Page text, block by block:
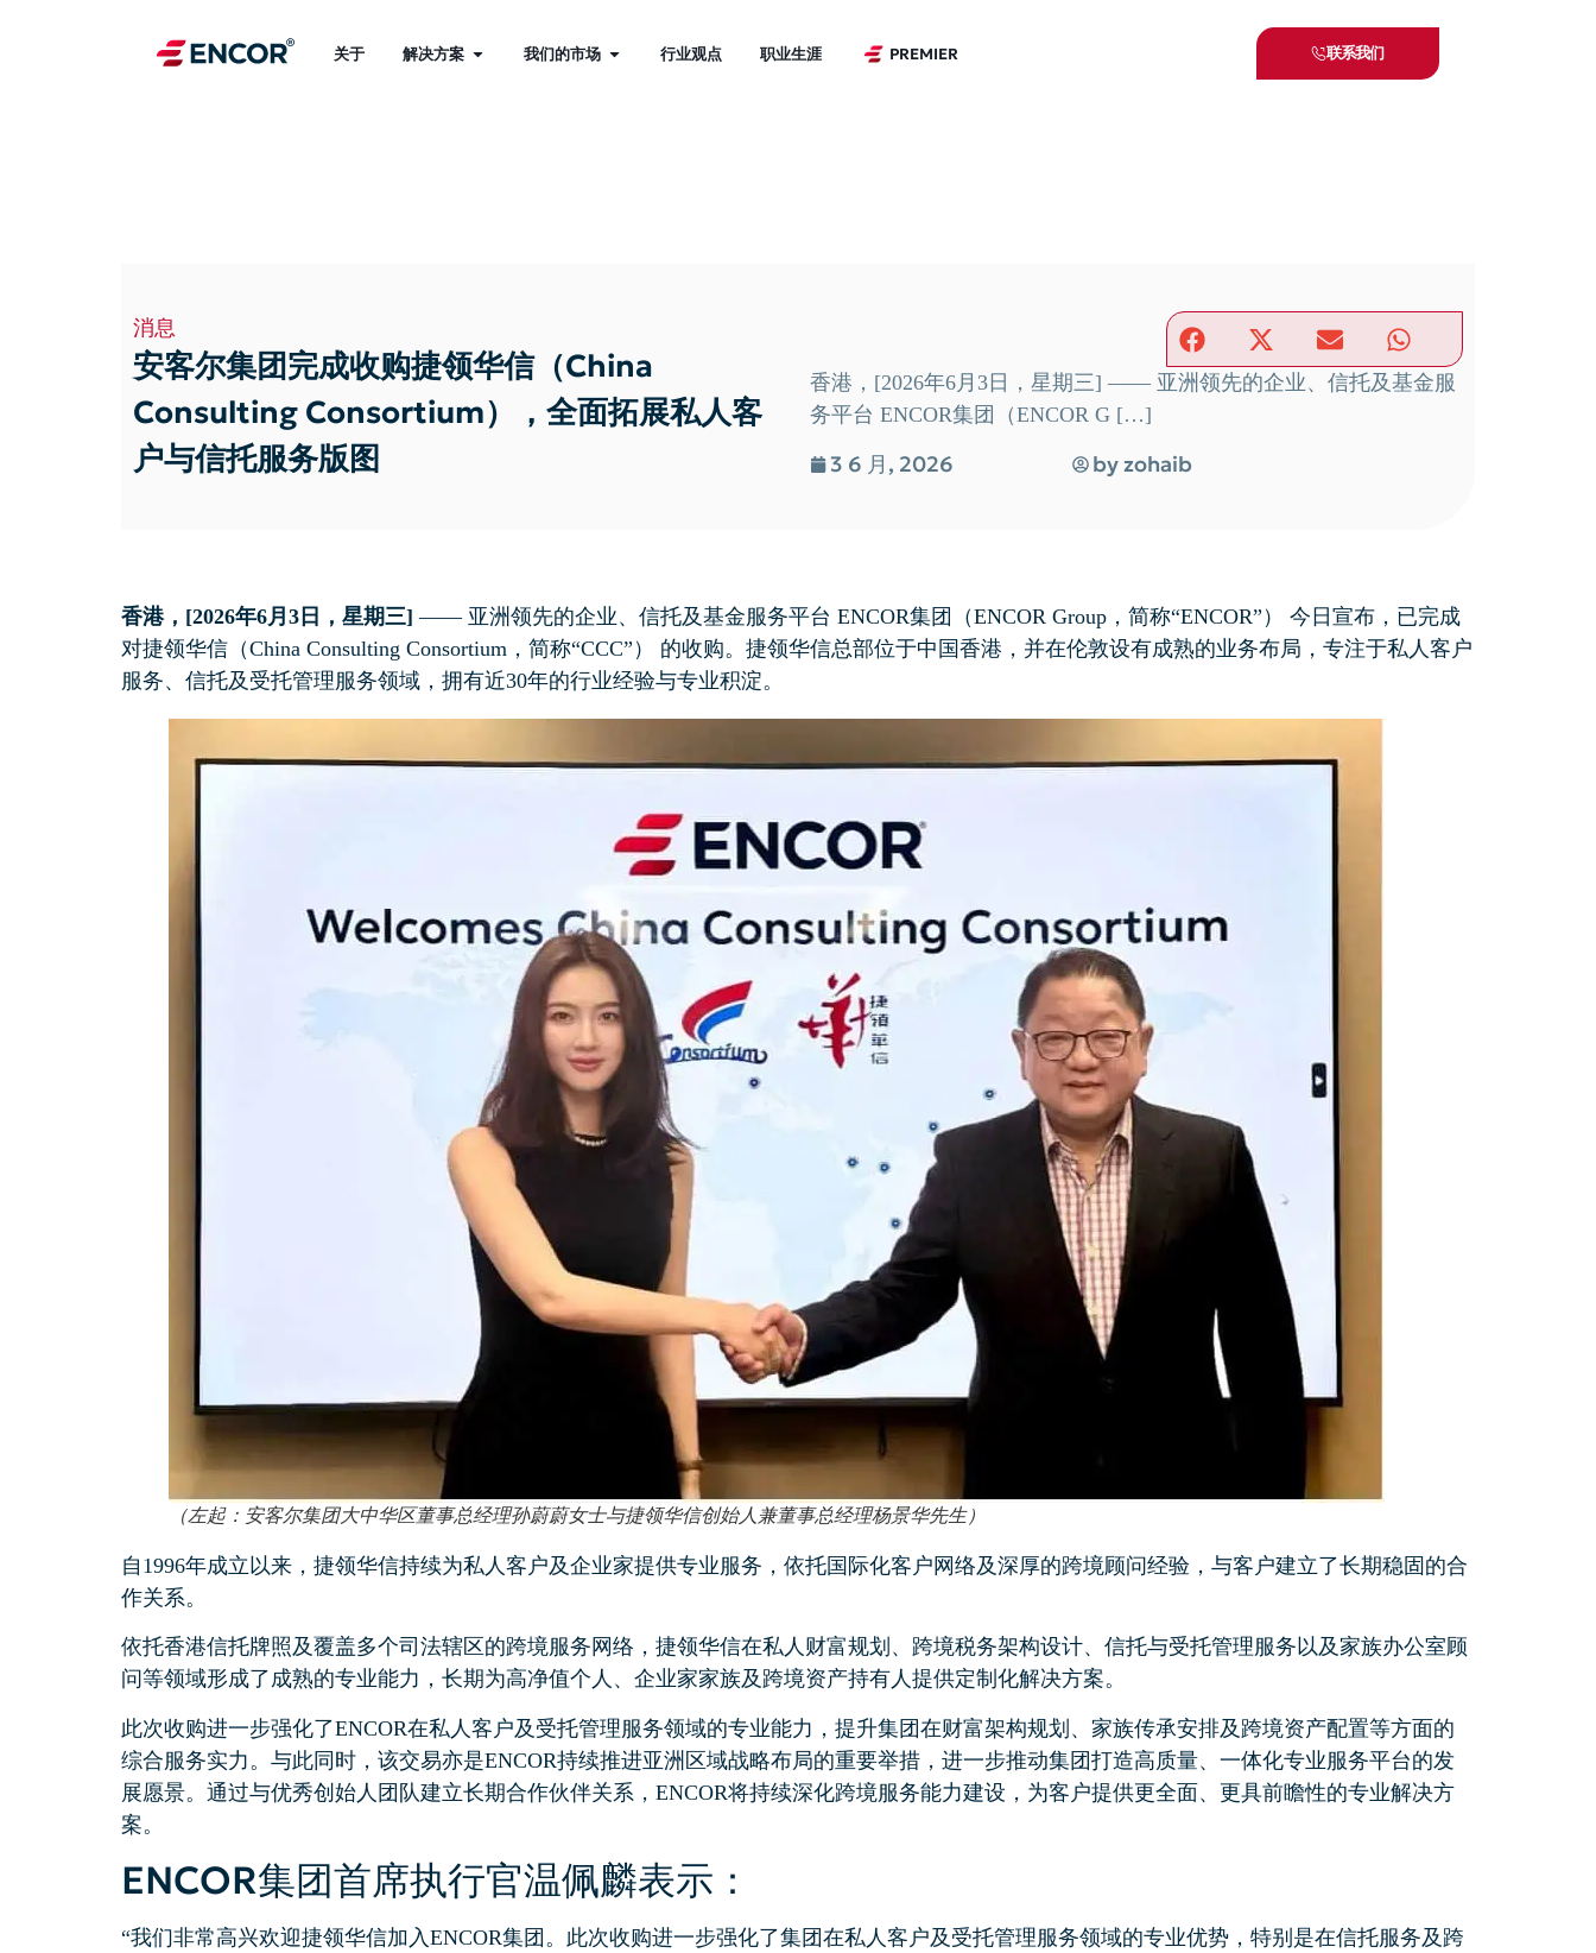
关于 解决方案 我们的市场 行业观点 职业生涯 PREMIER 联系我们
消息
安客尔集团完成收购捷领华信（China
Consulting Consortium），全面拓展私人客
户与信托服务版图
香港，[2026年6月3日，星期三] —— 亚洲领先的企业、信托及基金服
务平台 ENCOR集团（ENCOR G […]
3 6 月, 2026 byzohaib
香港，[2026年6月3日，星期三] —— 亚洲领先的企业、信托及基金服务平台 ENCOR集团（ENCOR Group，简称“ENCOR”） 今日宣布，已完成
对捷领华信（China Consulting Consortium，简称“CCC”） 的收购。捷领华信总部位于中国香港，并在伦敦设有成熟的业务布局，专注于私人客户
服务、信托及受托管理服务领域，拥有近30年的行业经验与专业积淀。
（左起：安客尔集团大中华区董事总经理孙蔚蔚女士与捷领华信创始人兼董事总经理杨景华先生）
自1996年成立以来，捷领华信持续为私人客户及企业家提供专业服务，依托国际化客户网络及深厚的跨境顾问经验，与客户建立了长期稳固的合
作关系。
依托香港信托牌照及覆盖多个司法辖区的跨境服务网络，捷领华信在私人财富规划、跨境税务架构设计、信托与受托管理服务以及家族办公室顾
问等领域形成了成熟的专业能力，长期为高净值个人、企业家家族及跨境资产持有人提供定制化解决方案。
此次收购进一步强化了ENCOR在私人客户及受托管理服务领域的专业能力，提升集团在财富架构规划、家族传承安排及跨境资产配置等方面的
综合服务实力。与此同时，该交易亦是ENCOR持续推进亚洲区域战略布局的重要举措，进一步推动集团打造高质量、一体化专业服务平台的发
展愿景。通过与优秀创始人团队建立长期合作伙伴关系，ENCOR将持续深化跨境服务能力建设，为客户提供更全面、更具前瞻性的专业解决方
案。
ENCOR集团首席执行官温佩麟表示：
“我们非常高兴欢迎捷领华信加入ENCOR集团。此次收购进一步强化了集团在私人客户及受托管理服务领域的专业优势，特别是在信托服务及跨